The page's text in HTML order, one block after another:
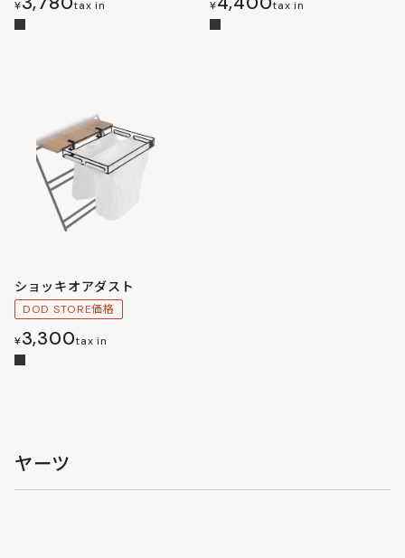
¥ tax in ¥ tax in
ショッキオアダスト
DOD STORE価格
¥3,300tax in
ヤーツ